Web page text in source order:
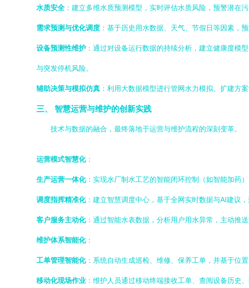
水质安全 ：建立多维水质预测模型，实时评估水质风险，预警潜在污
需求预测与优化调度 ：基于历史用水数据、天气、节假日等因素，
设备预测性维护 ：通过对设备运行数据的持续分析，建立健康度模
与突发停机风险。
辅助决策与模拟仿真 ：利用大数据模型进行管网水力模拟、扩建方
三、 智慧运营与维护的创新实践
技术与数据的融合，最终落地于运营与维护流程的深刻变革。
运营模式智慧化：
生产运营一体化：实现水厂制水工艺的智能闭环控制（如智能加药）
调度指挥精准化：建立智慧调度中心，基于全网实时数据与AI建议，
客户服务主动化：通过智能水表数据，分析用户用水异常，主动推
维护体系智能化：
工单管理智能化：系统自动生成巡检、维修、保养工单，并基于位
移动化现场作业 ：维护人员通过移动终端接收工单、查阅设备历史